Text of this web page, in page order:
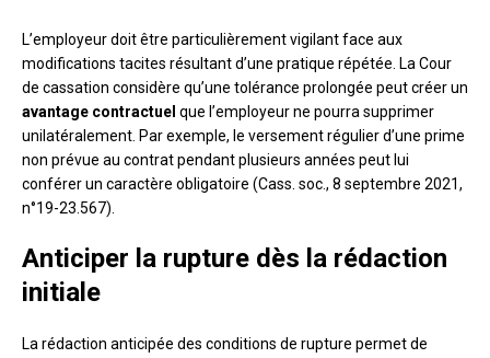
L’employeur doit être particulièrement vigilant face aux
modifications tacites résultant d’une pratique répétée. La Cour
de cassation considère qu’une tolérance prolongée peut créer un
avantage contractuel que l’employeur ne pourra supprimer
unilatéralement. Par exemple, le versement régulier d’une prime
non prévue au contrat pendant plusieurs années peut lui
conférer un caractère obligatoire (Cass. soc., 8 septembre 2021,
n°19-23.567).
Anticiper la rupture dès la rédaction
initiale
La rédaction anticipée des conditions de rupture permet de